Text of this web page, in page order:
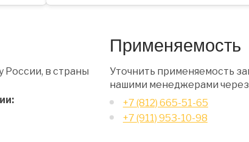
России, в страны
Применяемость
Уточнить применяемость
нашими менеджерами
+7 (812) 665-51-65
+7 (911) 953-10-98